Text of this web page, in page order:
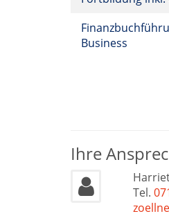
Business
Ihre
Tel.